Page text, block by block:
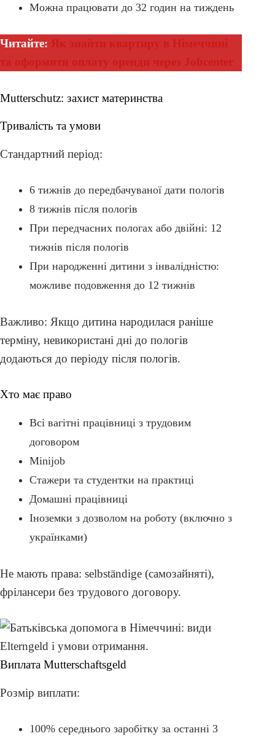
Можна працювати до 32 годин на тиждень
Читайте:
Mutterschutz: захист материнства
Тривалість та умови
Стандартний період:
6 тижнів до передбачуваної дати пологів
8 тижнів після пологів
При передчасних пологах або двійні: 12
тижнів після пологів
При народженні дитини з інвалідністю:
можливе подовження до 12 тижнів
Важливо: Якщо дитина народилася раніше
терміну, невикористані дні до пологів
додаються до періоду після пологів.
Хто має право
Всі вагітні працівниці з трудовим
договором
Minijob
Стажери та студентки на практиці
Домашні працівниці
Іноземки з дозволом на роботу (включно з
українками)
Не мають права: selbständige (самозайняті),
фрілансери без трудового договору.
Виплата Mutterschaftsgeld
Розмір виплати:
100% середнього заробітку за останні 3